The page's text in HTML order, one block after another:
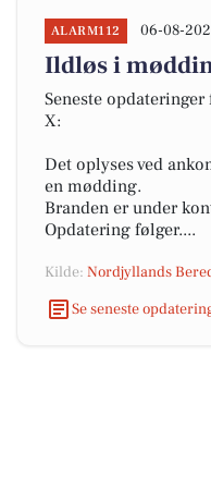
ALARM112 06-08-
Ildløs i
Seneste
X:
Det oplyses ved
en mødding.
Branden er under
Opdatering følger....
Kilde: Nordjyllands
Se seneste